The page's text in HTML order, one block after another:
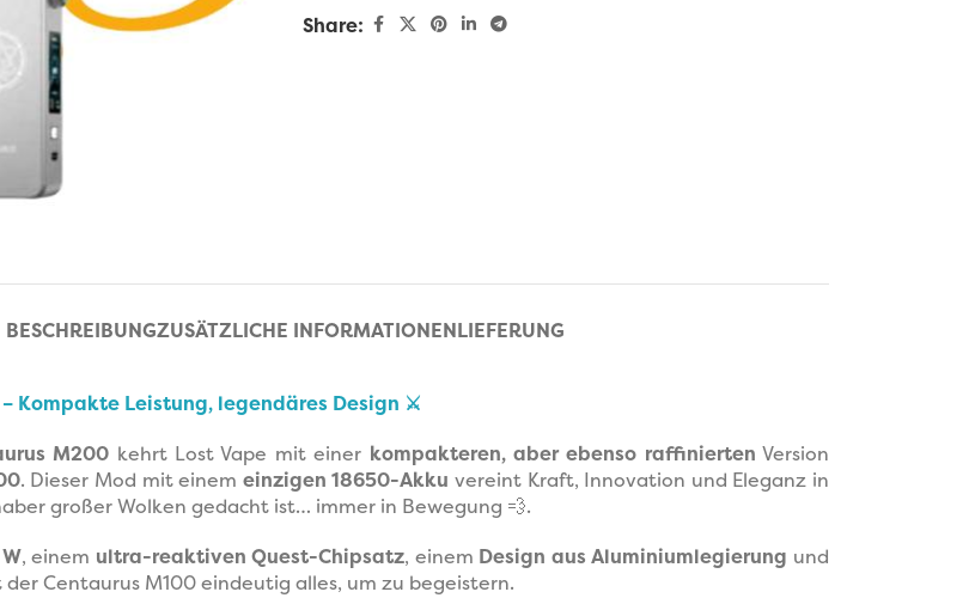
Share:
BESCHREIBUNGZUSÄTZLICHE INFORMATIONENLIEFERUNG
Kompakte Leistung, legendäres Design ⚔️
M200 kehrt Lost Vape mit einer kompakteren, aber ebenso raffinierten Version
. Dieser Mod mit einem einzigen 18650-Akku vereint Kraft, Innovation und Eleganz in
großer Wolken gedacht ist… immer in Bewegung 💨.
, einem ultra-reaktiven Quest-Chipsatz, einem Design aus Aluminiumlegierung und
der Centaurus M100 eindeutig alles, um zu begeistern.